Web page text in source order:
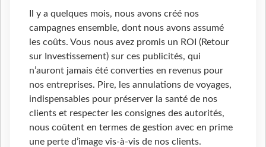
Il y a quelques mois, nous avons créé nos
campagnes ensemble, dont nous avons assumé
les coûts. Vous nous avez promis un ROI (Retour
sur Investissement) sur ces publicités, qui
n’auront jamais été converties en revenus pour
nos entreprises. Pire, les annulations de voyages,
indispensables pour préserver la santé de nos
clients et respecter les consignes des autorités,
nous coûtent en termes de gestion avec en prime
une perte d’image vis-à-vis de nos clients.